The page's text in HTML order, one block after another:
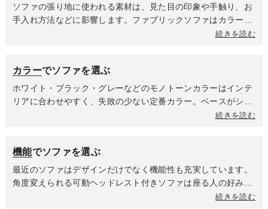
説明やレビュー、座り心地を紹介している動画を参考にするの
もおすすめです。
ソファの張り地に使われる素材は、見た目の印象や手触り、お
手入れ方法などに影響します。ファブリックソファはカラーや
デザインの選択肢が豊富で、柔らかな肌触りが魅力。カバーを
は高級感があり、耐久性や汚れの手入れのしやすさに優れてい
ます。しっかりメンテナンスすることで長く愛用していただけ
ます。
続きを読む
カラーでソファを選ぶ
ホワイト・ブラック・グレーなどのモノトーンカラーはインテ
リアに合わせやすく、失敗の少ない定番カラー。ベースがシン
プルなのでクッションなどで柄や色味を加えてアレンジを楽し
かにしてくれます。壁や床の色との相性を意識しながら、お部
屋全体のバランスを考えて選びましょう。
続きを読む
機能でソファを選ぶ
最近のソファはデザインだけでなく機能性も充実しています。
角度変えられる可動ヘッドレスト付きソファは座る人の好みの
合わせて調整でき、使わない時は倒して見た目の印象がスッキ
続きを読む